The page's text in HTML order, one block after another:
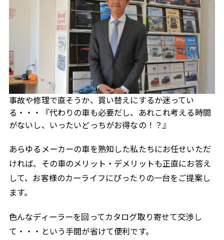
事故や修理で直そうか、買い替えにするか迷ってい
る・・・『代わりの車も必要だし、あれこれ考える時間
がないし、いったいどっちがお得なの！？』
あらゆるメーカーの車を熟知した私たちにお任せいただ
ければ、その車のメリット・デメリットも正直にお答え
して、お客様のカーライフにぴったりの一台をご提案し
ます。
色んなディーラーを回ってカタログ取り寄せて交渉し
て・・・という手間が省けて便利です。